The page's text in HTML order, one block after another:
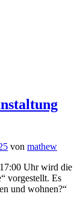
von mathew
Uhr wird die
vorgestellt. Es
und wohnen?“